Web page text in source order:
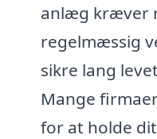
anlæg kræver
regelmæssig
sikre lang
Mange
for at holde